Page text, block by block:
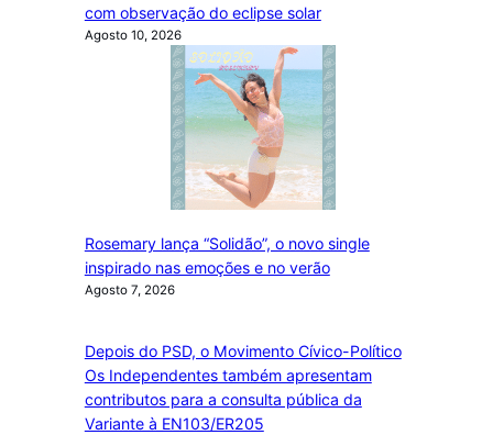
com observação do eclipse solar
Agosto 10, 2026
Rosemary lança “Solidão”, o novo single
inspirado nas emoções e no verão
Agosto 7, 2026
Depois do PSD, o Movimento Cívico-Político
Os Independentes também apresentam
contributos para a consulta pública da
Variante à EN103/ER205